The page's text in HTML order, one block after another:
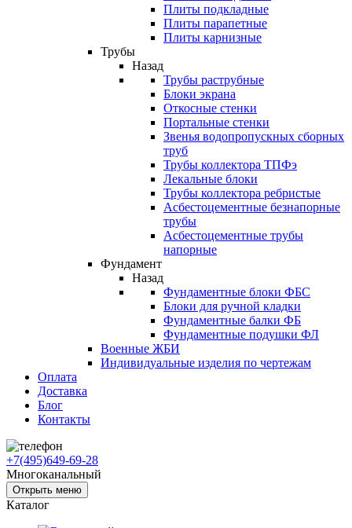
Плиты подкладные
Плиты парапетные
Плиты карнизные
Трубы
Назад
Трубы раструбные
Блоки экрана
Откосные стенки
Портальные стенки
Звенья водопропускных сборных
труб
Трубы коллектора ТПФэ
Лекальные блоки
Трубы коллектора ребристые
Асбестоцементные безнапорные
трубы
Асбестоцементные трубы
напорные
Фундамент
Назад
Фундаментные блоки ФБС
Блоки для ручной кладки
Фундаментные балки ФБ
Фундаментные подушки ФЛ
Военные ЖБИ
Индивидуальные изделия по чертежам
Оплата
Доставка
Блог
Контакты
+7(495)649-69-28
Многоканальный
Открыть меню
Каталог